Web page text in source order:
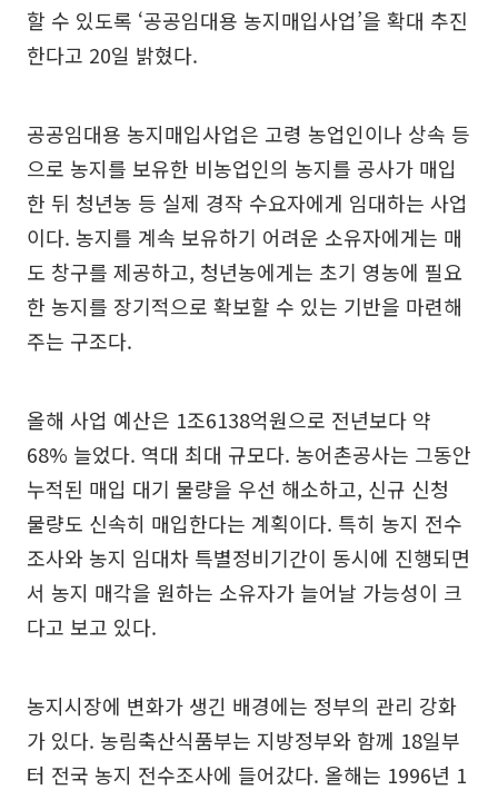
할 수 있도록 ‘공공임대용 농지매입사업’을 확대 추진
한다고 20일 밝혔다.
공공임대용 농지매입사업은 고령 농업인이나 상속 등
으로 농지를 보유한 비농업인의 농지를 공사가 매입
한 뒤 청년농 등 실제 경작 수요자에게 임대하는 사업
이다. 농지를 계속 보유하기 어려운 소유자에게는 매
도 창구를 제공하고, 청년농에게는 초기 영농에 필요
한 농지를 장기적으로 확보할 수 있는 기반을 마련해
주는 구조다.
올해 사업 예산은 1조6138억원으로 전년보다 약
68% 늘었다. 역대 최대 규모다. 농어촌공사는 그동안
누적된 매입 대기 물량을 우선 해소하고, 신규 신청
물량도 신속히 매입한다는 계획이다. 특히 농지 전수
조사와 농지 임대차 특별정비기간이 동시에 진행되면
서 농지 매각을 원하는 소유자가 늘어날 가능성이 크
다고 보고 있다.
농지시장에 변화가 생긴 배경에는 정부의 관리 강화
가 있다. 농림축산식품부는 지방정부와 함께 18일부
터 전국 농지 전수조사에 들어갔다. 올해는 1996년 1